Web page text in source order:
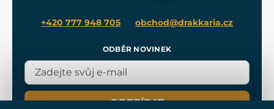
+420 777 948 705 obchod@drakkaria.cz
ODBĚR NOVINEK
ODEBÍRAT